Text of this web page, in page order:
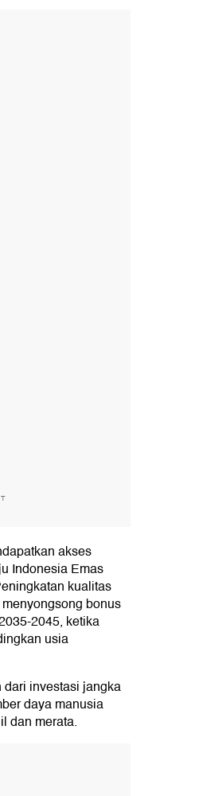
akses
Indonesia Emas
kualitas
bonus
2045, ketika
usia
investasi jangka
daya manusia
dan merata.